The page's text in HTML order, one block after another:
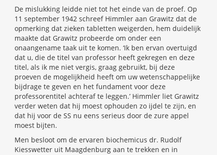
De mislukking leidde niet tot het einde van de proef. Op
11 september 1942 schreef Himmler aan Grawitz dat de
opmerking dat zieken tabletten weigerden, hem duidelijk
maakte dat Grawitz probeerde om onder een
onaangename taak uit te komen. ‘Ik ben ervan overtuigd
dat u, die de titel van professor heeft gekregen en deze
titel, als ik me niet vergis, graag gebruikt, bij deze
proeven de mogelijkheid heeft om uw wetenschappelijke
bijdrage te geven en het fundament voor deze
professorentitel achteraf te leggen.’ Himmler liet Grawitz
verder weten dat hij moest ophouden zo ijdel te zijn, en
dat hij voor de SS nu eens serieus door de zure appel
moest bijten.
Men besloot om de ervaren biochemicus dr. Rudolf
Kiesswetter uit Maagdenburg aan te trekken en in